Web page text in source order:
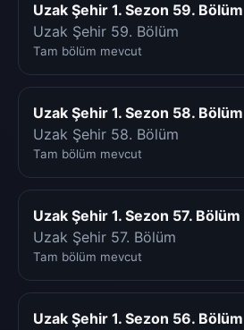
Uzak Şehir 1. Sezon 59. Bölüm
Uzak Şehir 59. Bölüm
Tam bölüm mevcut
Uzak Şehir 1. Sezon 58. Bölüm
Uzak Şehir 58. Bölüm
Tam bölüm mevcut
Uzak Şehir 1. Sezon 57. Bölüm
Uzak Şehir 57. Bölüm
Tam bölüm mevcut
Uzak Şehir 1. Sezon 56. Bölüm